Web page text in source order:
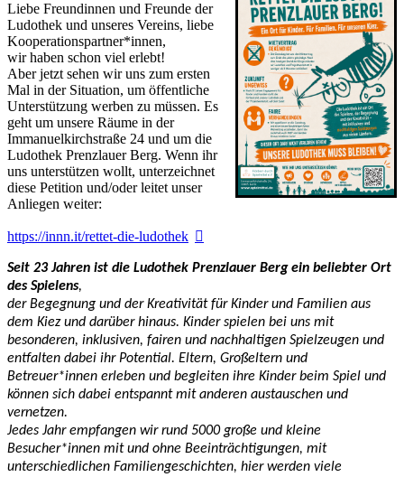
Liebe Freundinnen und Freunde der
Ludothek und unseres Vereins, liebe
Kooperationspartner*innen,
wir haben schon viel erlebt!
Aber jetzt sehen wir uns zum ersten
Mal in der Situation, um öffentliche
Unterstützung werben zu müssen. Es
geht um unsere Räume in der
Immanuelkirchstraße 24 und um die
Ludothek Prenzlauer Berg. Wenn ihr
uns unterstützen wollt, unterzeichnet
diese Petition und/oder leitet unser
Anliegen weiter:
https://innn.it/rettet-die-ludothek
Seit 23 Jahren ist die Ludothek Prenzlauer Berg ein beliebter Ort
des Spielens,
der Begegnung und der Kreativität für Kinder und Familien aus
dem Kiez und darüber hinaus. Kinder spielen bei uns mit
besonderen, inklusiven, fairen und nachhaltigen Spielzeugen und
entfalten dabei ihr Potential. Eltern, Großeltern und
Betreuer*innen erleben und begleiten ihre Kinder beim Spiel und
können sich dabei entspannt mit anderen austauschen und
vernetzen.
Jedes Jahr empfangen wir rund 5000 große und kleine
Besucher*innen mit und ohne Beeinträchtigungen, mit
unterschiedlichen Familiengeschichten, hier werden viele